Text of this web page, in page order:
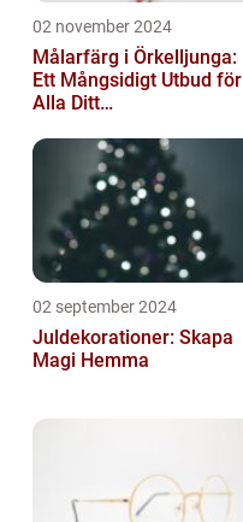
02 november 2024
Målarfärg i Örkelljunga:
Ett Mångsidigt Utbud för
Alla Ditt
02 september 2024
Juldekorationer: Skapa
Magi Hemma